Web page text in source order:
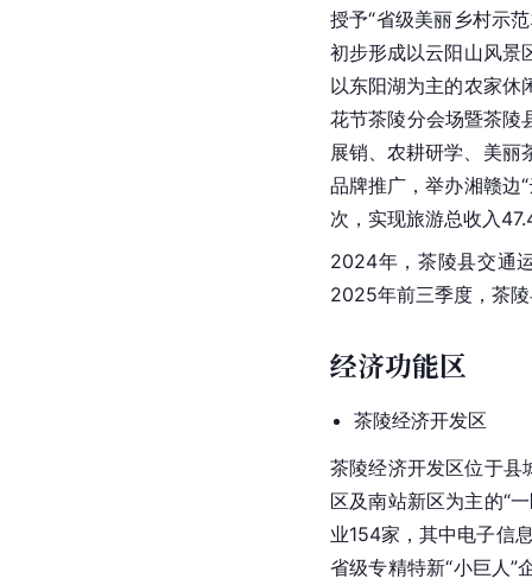
授予“省级美丽乡村示
初步形成以云阳山风景
以东阳湖为主的农家休
花节茶陵分会场暨茶陵
展销、农耕研学、美丽
品牌推广，举办湘赣边
次，实现旅游总收入
2024年，茶陵县交通
2025年前三季度，茶
经济功能区
茶陵经济开发区
茶陵经济开发区位于
区及南站新区为主的“
业154家，其中电子信
省级专精特新“小巨人”